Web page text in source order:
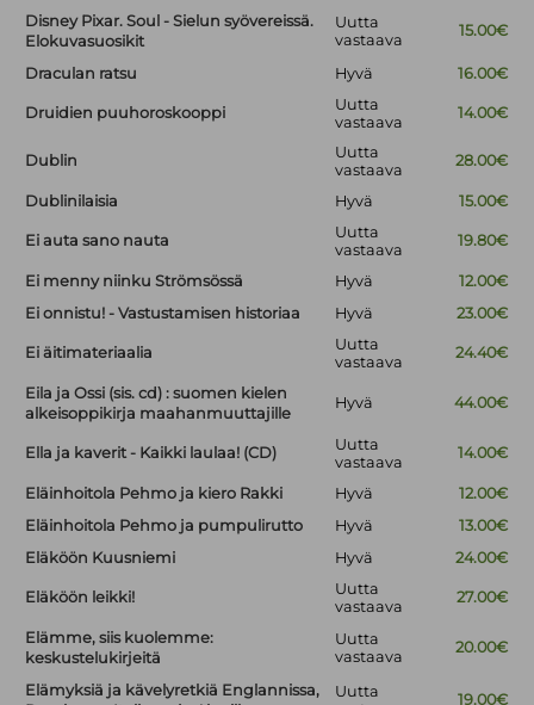
Disney Pixar. Soul - Sielun syövereissä.
Elokuvasuosikit
Uutta
vastaava
15.00€
Draculan ratsu Hyvä 16.00€
Druidien puuhoroskooppi
Uutta
vastaava
14.00€
Dublin
Uutta
vastaava
28.00€
Dublinilaisia Hyvä 15.00€
Ei auta sano nauta
Uutta
vastaava
19.80€
Ei menny niinku Strömsössä Hyvä
12.00€
Ei onnistu! - Vastustamisen historiaa
Hyvä 23.00€
Ei äitimateriaalia
Uutta
vastaava
24.40€
Eila ja Ossi (sis. cd) : suomen kielen
alkeisoppikirja maahanmuuttajille
Hyvä 44.00€
Ella ja kaverit - Kaikki laulaa! (CD)
Uutta
vastaava
14.00€
Eläinhoitola Pehmo ja kiero Rakki Hyvä
12.00€
Eläinhoitola Pehmo ja pumpulirutto
Hyvä
13.00€
Eläköön Kuusniemi
Hyvä 24.00€
Eläköön leikki!
Uutta
vastaava
27.00€
Elämme, siis kuolemme:
keskustelukirjeitä
Uutta
vastaava
20.00€
Elämyksiä ja kävelyretkiä Englannissa,
Uutta
19.00€